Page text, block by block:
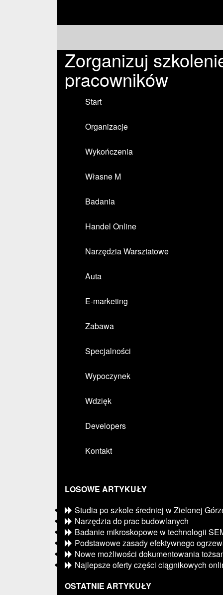
Zorganizuj
pracowników
Start
Organizacje
Wykończenia
Własne M
Badania
Handel Online
Narzędzia Warsztatowe
Auta
E-marketing
Zabawa
Specjalności
Wypoczynek
Wdzięk
Developers
Kontakt
LOSOWE ARTYKUŁY
Studia po szkole średniej w Zielonej
Narzędzia do prac budowlanych
Badanie mikroskopowe w technologii
Podstawowe zasady efektywnego
Nowe możliwości dokumentowania
Najlepsze oferty części ciągnikowych
OSTATNIE ARTYKUŁY